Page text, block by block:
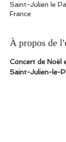
Saint-Julien le
France
À propos de
Concert de Noël
Saint-Julien-le-